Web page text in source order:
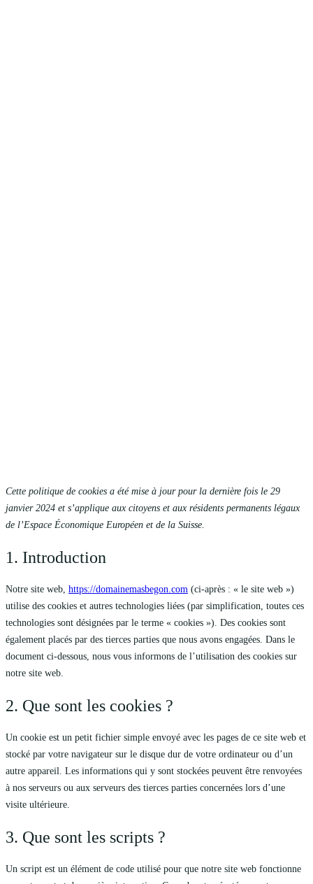
Cette politique de cookies a été mise à jour pour la dernière fois le 29
janvier 2024 et s’applique aux citoyens et aux résidents permanents légaux
de l’Espace Économique Européen et de la Suisse.
1. Introduction
Notre site web, https://domainemasbegon.com (ci-après : « le site web »)
utilise des cookies et autres technologies liées (par simplification, toutes ces
technologies sont désignées par le terme « cookies »). Des cookies sont
également placés par des tierces parties que nous avons engagées. Dans le
document ci-dessous, nous vous informons de l’utilisation des cookies sur
notre site web.
2. Que sont les cookies ?
Un cookie est un petit fichier simple envoyé avec les pages de ce site web et
stocké par votre navigateur sur le disque dur de votre ordinateur ou d’un
autre appareil. Les informations qui y sont stockées peuvent être renvoyées
à nos serveurs ou aux serveurs des tierces parties concernées lors d’une
visite ultérieure.
3. Que sont les scripts ?
Un script est un élément de code utilisé pour que notre site web fonctionne